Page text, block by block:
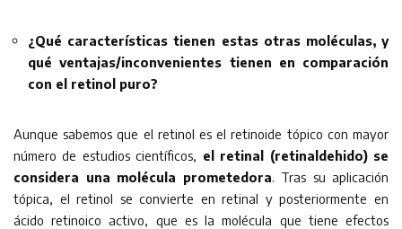
¿Qué características tienen estas otras moléculas, y
qué ventajas/inconvenientes tienen en comparación
con el retinol puro?
Aunque sabemos que el retinol es el retinoide tópico con mayor
número de estudios científicos, el retinal (retinaldehido) se
considera una molécula prometedora. Tras su aplicación
tópica, el retinol se convierte en retinal y posteriormente en
ácido retinoico activo, que es la molécula que tiene efectos